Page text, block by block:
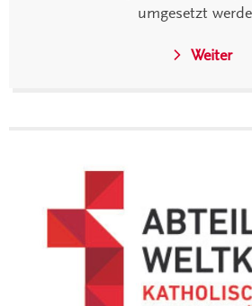
umgesetzt
Weiter